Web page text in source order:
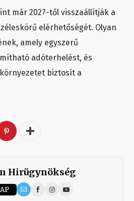
már 2027-től visszaállítják a
elérhetőségét. Olyan
amely egyszerű
adóterhelést, és
biztosít a
Hirügynökség